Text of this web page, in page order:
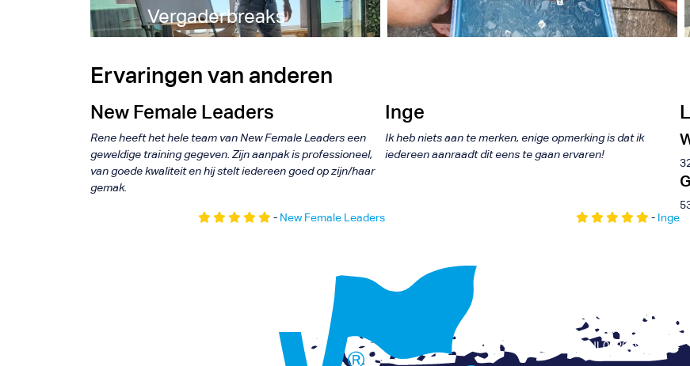
VergaderbreaksExperience
Groepstraining
Ervaringen van anderen
New Female Leaders
Rene heeft het hele team van New Female Leaders een
geweldige training gegeven. Zijn aanpak is professioneel,
van goede kwaliteit en hij stelt iedereen goed op zijn/haar
gemak.
- New Female Leaders
Inge
Ik heb niets aan te merken, enige opmerking is dat ik
iedereen aanraadt dit eens te gaan ervaren!
- Inge
+31 6 116 075 96
info@renevalk.com
Lees het verhaal van René
KVK: 74539035
BTW: NL002069134B24